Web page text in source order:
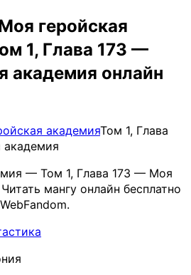
геройская
1, Глава 173 —
академия онлайн
академияТом 1, Глава
— Том 1, Глава 173 — Моя
мангу онлайн бесплатно